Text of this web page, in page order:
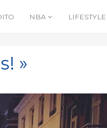
NBA LIFESTYLE
»